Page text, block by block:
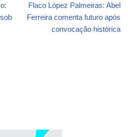
Flaco López Palmeiras: Abel
Ferreira comenta futuro após
convocação histórica